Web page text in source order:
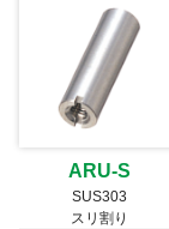
ARU-S
SUS303
スリ割り